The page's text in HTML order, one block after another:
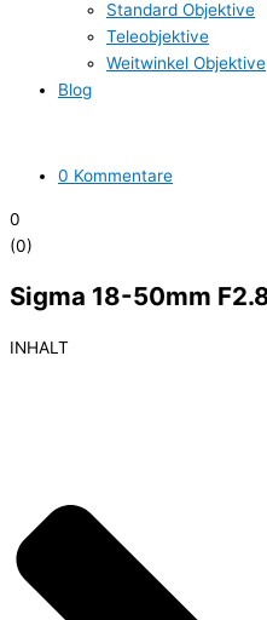
Standard Objektive
Teleobjektive
Weitwinkel Objektive
Blog
0 Kommentare
0
(0)
Sigma 18-50mm
INHALT